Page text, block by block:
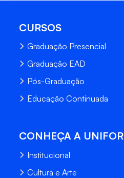
CURSOS
Graduação Presencial
Graduação EAD
Pós-Graduação
Educação Continuada
CONHEÇA A UNIFOR
Institucional
Cultura e Arte